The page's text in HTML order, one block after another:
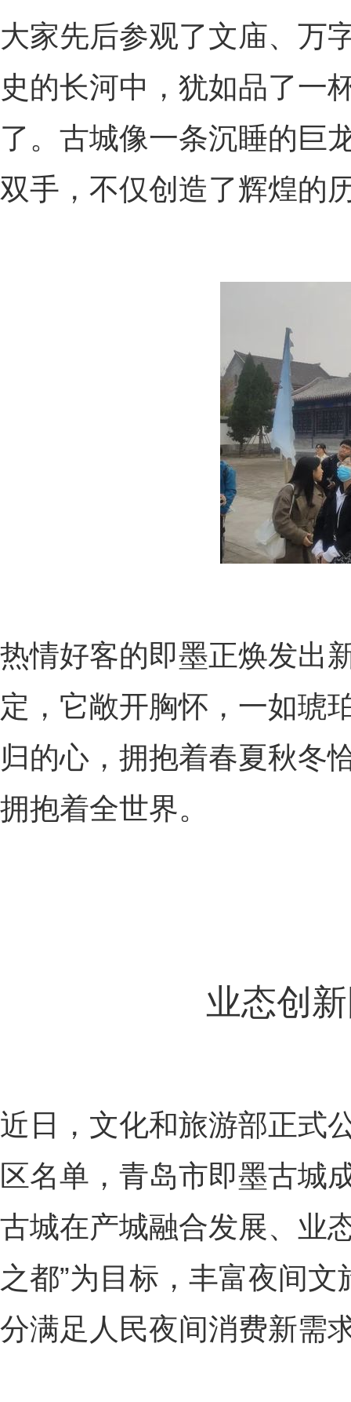
大家先后参观了文庙、万
史的长河中，犹如品了一
了。古城像一条沉睡的巨
双手，不仅创造了辉煌的
热情好客的即墨正焕发出
定，它敞开胸怀，一如琥
归的心，拥抱着春夏秋冬
拥抱着全世界。
业态创
近日，文化和旅游部正式
区名单，青岛市即墨古城
古城在产城融合发展、业
之都”为目标，丰富夜间
分满足人民夜间消费新需